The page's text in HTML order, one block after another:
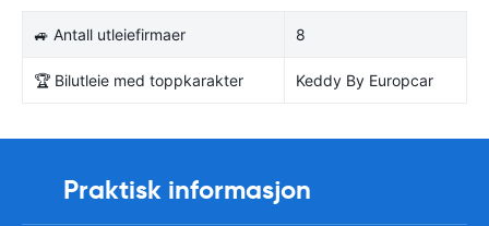
🚙 Antall utleiefirmaer 8
🏆 Bilutleie med toppkarakter Keddy By Europcar
Praktisk informasjon